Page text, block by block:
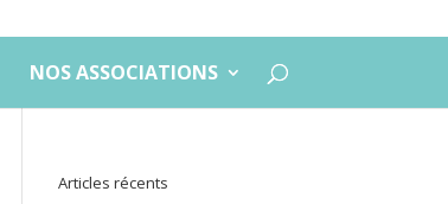
NOS ASSOCIATIONS
Articles récents